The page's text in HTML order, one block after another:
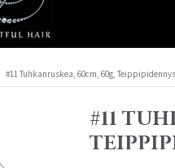
#11 Tuhkanruskea, 60cm, 60g,
#11